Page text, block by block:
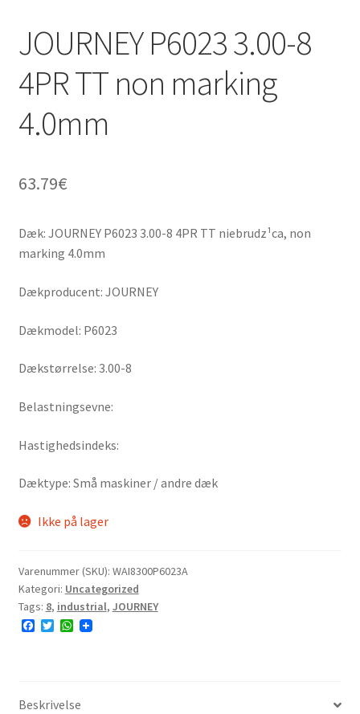
JOURNEY P6023 3.00-8
4PR TT non marking
4.0mm
63.79€
Dæk: JOURNEY P6023 3.00-8 4PR TT niebrudz¹ca, non
marking 4.0mm
Dækproducent: JOURNEY
Dækmodel: P6023
Dækstørrelse: 3.00-8
Belastningsevne:
Hastighedsindeks:
Dæktype: Små maskiner / andre dæk
Ikke på lager
Varenummer (SKU): WAI8300P6023A
Kategori: Uncategorized
Tags: 8, industrial, JOURNEY
F
o
T
r
W
p
Beskrivelse